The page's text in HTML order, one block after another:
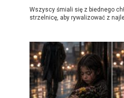
Wszyscy śmiali się z biednego
strzelnicę, aby rywalizować z